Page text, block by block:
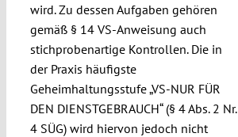
wird. Zu dessen Aufgaben gehören
gemäß § 14 VS-Anweisung auch
stichprobenartige Kontrollen. Die in
der Praxis häufigste
Geheimhaltungsstufe „VS-NUR FÜR
DEN DIENSTGEBRAUCH“ (§ 4 Abs. 2 Nr.
4 SÜG) wird hiervon jedoch nicht